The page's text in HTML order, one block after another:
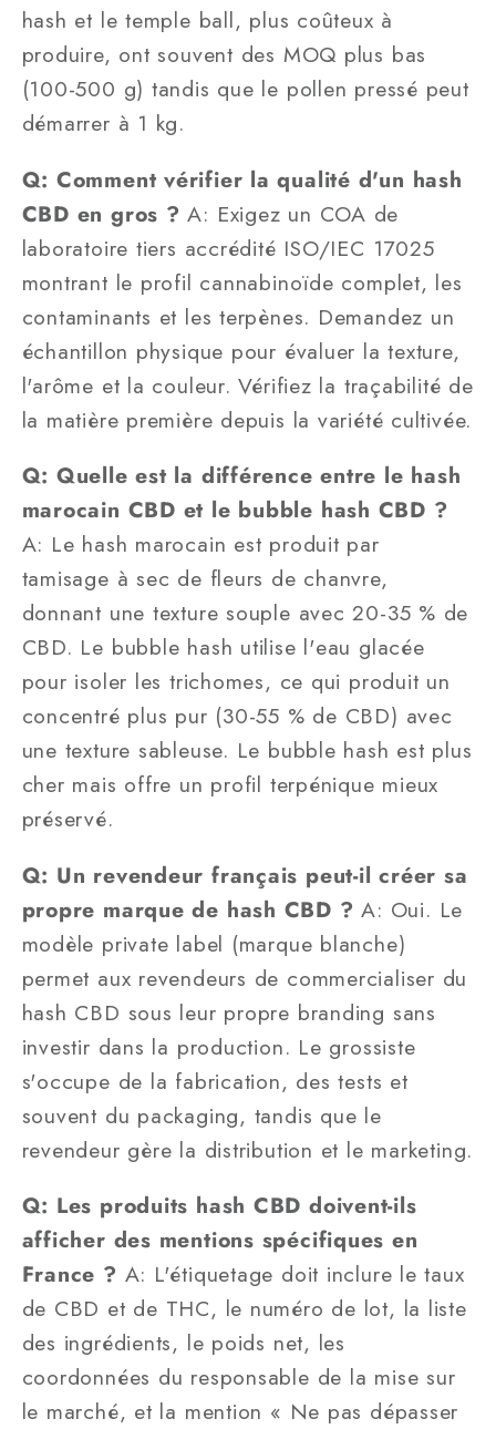
hash et le temple ball, plus coûteux à
produire, ont souvent des MOQ plus bas
(100-500 g) tandis que le pollen pressé peut
démarrer à 1 kg.
Q: Comment vérifier la qualité d'un hash
CBD en gros ? A: Exigez un COA de
laboratoire tiers accrédité ISO/IEC 17025
montrant le profil cannabinoïde complet, les
contaminants et les terpènes. Demandez un
échantillon physique pour évaluer la texture,
l'arôme et la couleur. Vérifiez la traçabilité de
la matière première depuis la variété cultivée.
Q: Quelle est la différence entre le hash
marocain CBD et le bubble hash CBD ?
A: Le hash marocain est produit par
tamisage à sec de fleurs de chanvre,
donnant une texture souple avec 20-35 % de
CBD. Le bubble hash utilise l'eau glacée
pour isoler les trichomes, ce qui produit un
concentré plus pur (30-55 % de CBD) avec
une texture sableuse. Le bubble hash est plus
cher mais offre un profil terpénique mieux
préservé.
Q: Un revendeur français peut-il créer sa
propre marque de hash CBD ? A: Oui. Le
modèle private label (marque blanche)
permet aux revendeurs de commercialiser du
hash CBD sous leur propre branding sans
investir dans la production. Le grossiste
s'occupe de la fabrication, des tests et
souvent du packaging, tandis que le
revendeur gère la distribution et le marketing.
Q: Les produits hash CBD doivent-ils
afficher des mentions spécifiques en
France ? A: L'étiquetage doit inclure le taux
de CBD et de THC, le numéro de lot, la liste
des ingrédients, le poids net, les
coordonnées du responsable de la mise sur
le marché, et la mention « Ne pas dépasser